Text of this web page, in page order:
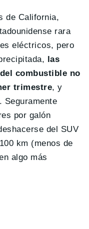
de California,
rara
eléctricos, pero
las
combustible no
trimestre, y
Seguramente
por galón
del SUV
km (menos de
algo más